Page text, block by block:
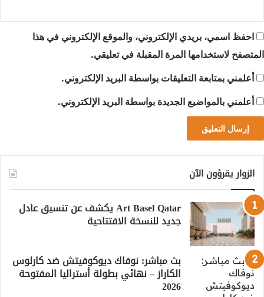
احفظ اسمي، بريدي الإلكتروني، والموقع الإلكتروني في هذا
المتصفح لاستخدامها المرة المقبلة في تعليقي.
أعلمني بمتابعة التعليقات بواسطة البريد الإلكتروني.
أعلمني بالمواضيع الجديدة بواسطة البريد الإلكتروني.
الزوار يقرؤون الآن
Art Basel Qatar يكشف عن تنسيق عادل
جديد للنسخة الافتتاحية
بث مباشر: نوفاك ديوكوفيتش ضد كارلوس
الكاراز – نهائي بطولة أستراليا المفتوحة
2026